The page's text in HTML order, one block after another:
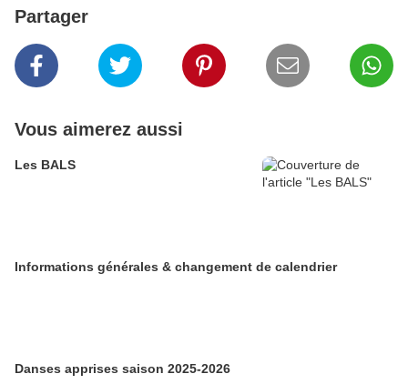
Partager
Vous aimerez aussi
Les BALS
Informations générales & changement de calendrier
Danses apprises saison 2025-2026